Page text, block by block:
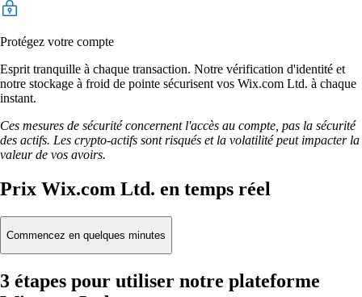
Protégez votre compte
Esprit tranquille à chaque transaction. Notre vérification d'identité et
notre stockage à froid de pointe sécurisent vos Wix.com Ltd. à chaque
instant.
Ces mesures de sécurité concernent l'accès au compte, pas la sécurité
des actifs. Les crypto-actifs sont risqués et la volatilité peut impacter la
valeur de vos avoirs.
Prix Wix.com Ltd. en temps réel
Commencez en quelques minutes
3 étapes pour utiliser notre plateforme